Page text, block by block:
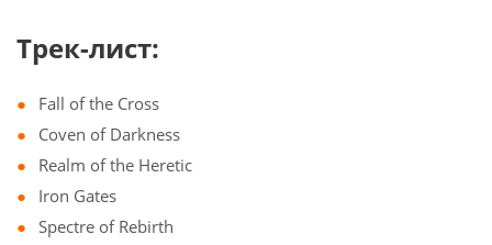
Трек-лист:
Fall of the Cross
Coven of Darkness
Realm of the Heretic
Iron Gates
Spectre of Rebirth